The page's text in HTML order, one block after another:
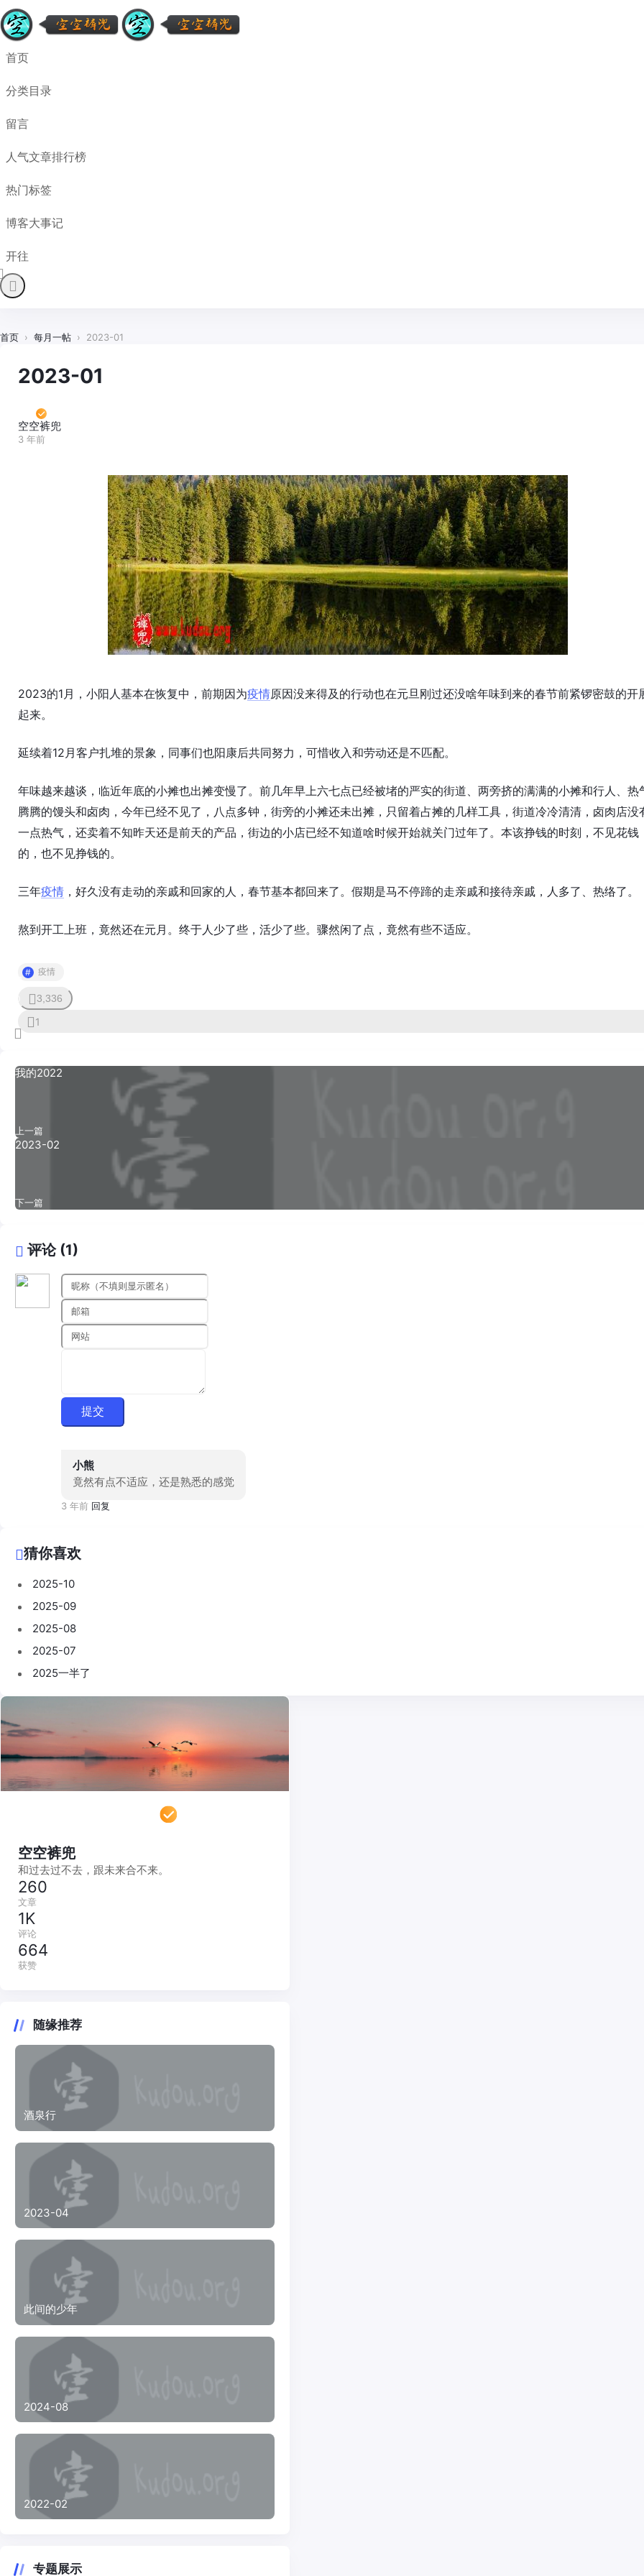
首页
分类目录
留言
人气文章排行榜
热门标签
博客大事记
开往
首页 › 每月一帖 › 2023-01
2023-01
空空裤兜
3 年前
2023的1月，小阳人基本在恢复中，前期因为疫情原因没来得及的行动也在元旦刚过还没啥年味到来的春节前紧锣密鼓的开
起来。
延续着12月客户扎堆的景象，同事们也阳康后共同努力，可惜收入和劳动还是不匹配。
年味越来越谈，临近年底的小摊也出摊变慢了。前几年早上六七点已经被堵的严实的街道、两旁挤的满满的小摊和行人、热
腾腾的馒头和卤肉，今年已经不见了，八点多钟，街旁的小摊还未出摊，只留着占摊的几样工具，街道冷冷清清，卤肉店没
一点热气，还卖着不知昨天还是前天的产品，街边的小店已经不知道啥时候开始就关门过年了。本该挣钱的时刻，不见花钱
的，也不见挣钱的。
三年疫情 ，好久没有走动的亲戚和回家的人，春节基本都回来了。假期是马不停蹄的走亲戚和接待亲戚，人多了、热络了。
熬到开工上班，竟然还在元月。终于人少了些，活少了些。骤然闲了点，竟然有些不适应。
疫情
3,336
1
我的2022
上一篇
2023-02
下一篇
评论 (1)
提交
小熊
竟然有点不适应，还是熟悉的感觉
3 年前 回复
猜你喜欢
2025-10
2025-09
2025-08
2025-07
2025一半了
空空裤兜
和过去过不去，跟未来合不来。
260
文章
1K
评论
664
获赞
随缘推荐
酒泉行
2023-04
此间的少年
2024-08
2022-02
专题展示